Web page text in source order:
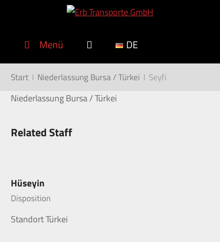
Menü DE
Start I Niederlassung Bursa / Türkei I Seyfi
Niederlassung Bursa / Türkei
Related Staff
Hüseyin
Disposition
Standort Türkei